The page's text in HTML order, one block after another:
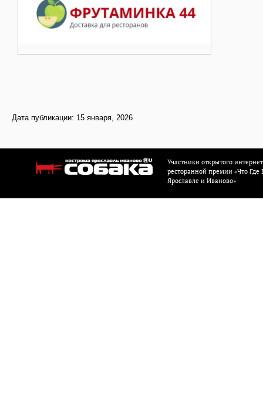
Дата публикации: 15 января, 2026
Участники открытого
ресторанной премии «Что Где
Ярославле и Иваново»